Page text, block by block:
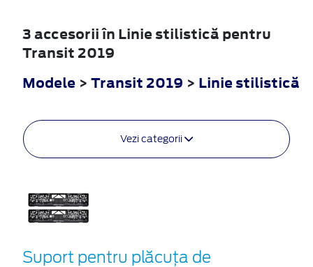
3 accesorii în Linie stilistică pentru
Transit 2019
Modele > Transit 2019 > Linie stilistică
Vezi categorii
Suport pentru plăcuța de